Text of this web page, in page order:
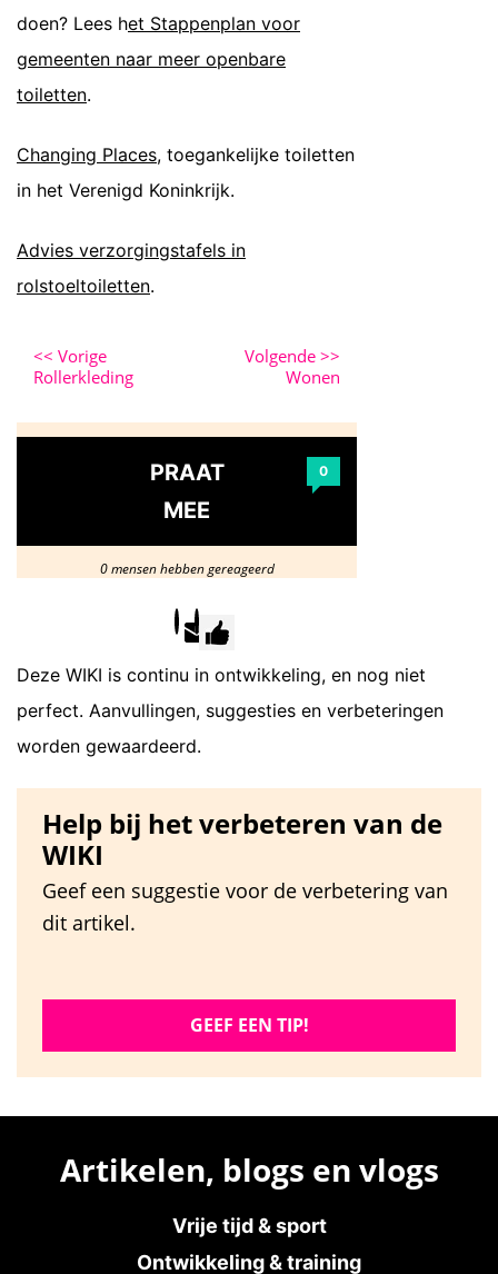
doen? Lees het Stappenplan voor
gemeenten naar meer openbare
toiletten.
Changing Places, toegankelijke toiletten
in het Verenigd Koninkrijk.
Advies verzorgingstafels in
rolstoeltoiletten.
<< Vorige
Rollerkleding
Volgende >>
Wonen
PRAAT
MEE
0
0 mensen hebben gereageerd
Deze WIKI is continu in ontwikkeling, en nog niet
perfect. Aanvullingen, suggesties en verbeteringen
worden gewaardeerd.
Help bij het verbeteren van de
WIKI
Geef een suggestie voor de verbetering van
dit artikel.
GEEF EEN TIP!
Artikelen, blogs en vlogs
Vrije tijd & sport
Ontwikkeling & training